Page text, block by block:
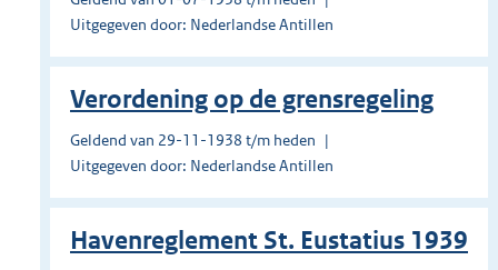
Uitgegeven door: Nederlandse Antillen
Verordening op de grensregeling
Geldend van 29-11-1938 t/m heden
Uitgegeven door: Nederlandse Antillen
Havenreglement St. Eustatius 1939